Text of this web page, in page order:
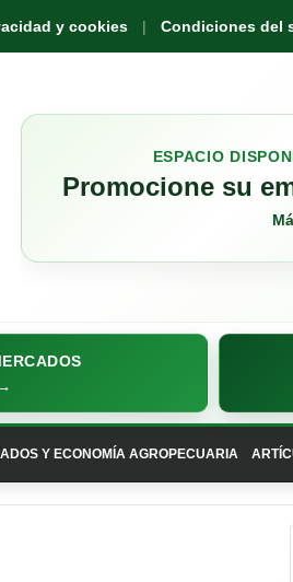
y cookies Condiciones del
ESPACIO
Promocione su
Y ECONOMÍA AGROPECUARIA